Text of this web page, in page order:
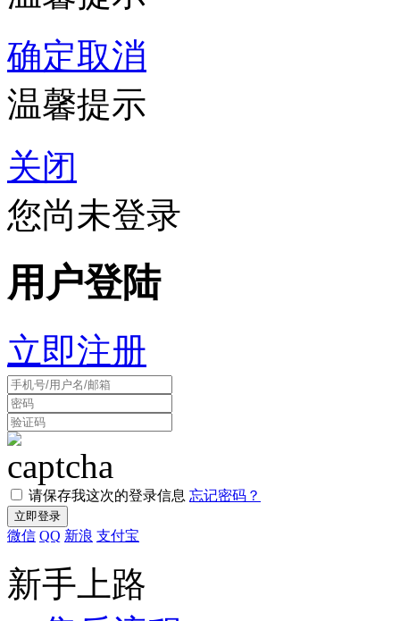
确定取消
温馨提示
关闭
您尚未登录
用户登陆
立即注册
请保存我这次的登录信息 忘记密码？
微信 QQ 新浪 支付宝
新手上路